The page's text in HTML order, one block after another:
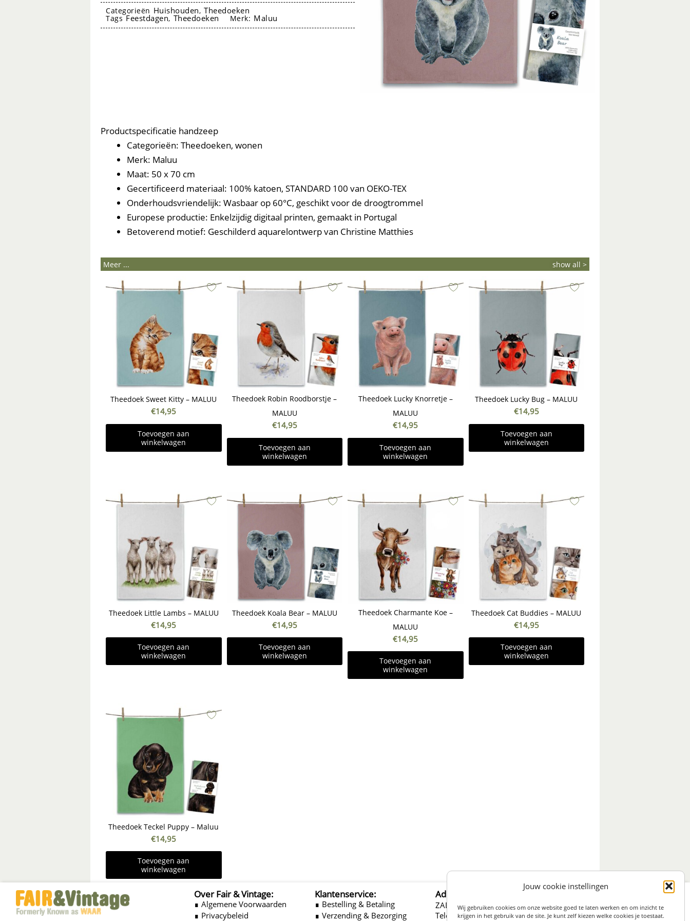
Jouw cookie instellingen
Wij gebruiken cookies om onze website goed te laten werken en om inzicht te
krijgen in het gebruik van de site. Je kunt zelf kiezen welke cookies je toestaat.
Bear
Categorieën Huishouden,Theedoeken
Tags Feestdagen, Theedoeken Merk: Maluu
Productspecificatie handzeep
Categorieën: Theedoeken, wonen
Merk: Maluu
Maat: 50 x 70 cm
Gecertificeerd materiaal: 100% katoen, STANDARD 100 van OEKO-TEX
Onderhoudsvriendelijk: Wasbaar op 60°C, geschikt voor de droogtrommel
Europese productie: Enkelzijdig digitaal printen, gemaakt in Portugal
Betoverend motief: Geschilderd aquarelontwerp van Christine Matthies
Meer ... show all >
Theedoek Sweet Kitty – MALUU
€14,95
Toevoegen aan
winkelwagen
Theedoek Robin Roodborstje –
MALUU
€14,95
Toevoegen aan
winkelwagen
Theedoek Lucky Knorretje –
MALUU
€14,95
Toevoegen aan
winkelwagen
Theedoek Lucky Bug – MALUU
€14,95
Toevoegen aan
winkelwagen
Theedoek Little Lambs – MALUU
€14,95
Toevoegen aan
winkelwagen
Theedoek Koala Bear – MALUU
€14,95
Toevoegen aan
winkelwagen
Theedoek Charmante Koe –
MALUU
€14,95
Toevoegen aan
winkelwagen
Theedoek Cat Buddies – MALUU
€14,95
Toevoegen aan
winkelwagen
Theedoek Teckel Puppy – Maluu
€14,95
Toevoegen aan
winkelwagen
Over Fair & Vintage:
∎ Algemene Voorwaarden
∎ Privacybeleid
Klantenservice:
∎ Bestelling & Betaling
∎ Verzending & Bezorging
Adres:
ZADELSTRAAT 27, 3511LS UTRECHT (centrum)
Telefoon: 06 82 36 1234